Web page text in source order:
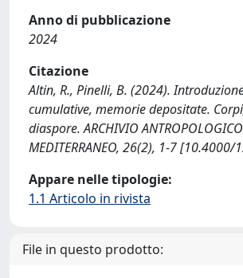
Anno di pubblicazione
2024
Citazione
Altin, R., Pinelli, B. (2024).
cumulative, memorie depositate.
diaspore. ARCHIVIO ANTROPOLOGICO
MEDITERRANEO, 26(2), 1-7 [10.4000/
Appare nelle tipologie:
1.1 Articolo in rivista
File in questo prodotto: